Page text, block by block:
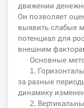
движении
Он позволяет
выявить слабые
потенциал для
внешним
Основные
1.
за разные
динамику
2.